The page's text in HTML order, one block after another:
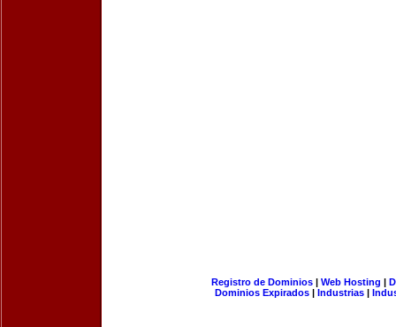
Registro de Dominios| Web Hosting |
Dominios Expirados | Industrias |